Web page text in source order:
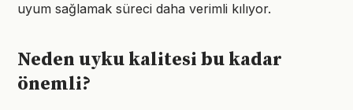
uyum sağlamak süreci daha verimli kılıyor.
Neden uyku kalitesi bu kadar
önemli?